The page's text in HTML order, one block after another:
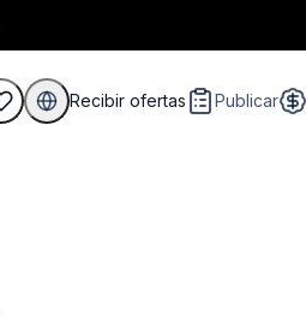
Recibir ofertas Publicar